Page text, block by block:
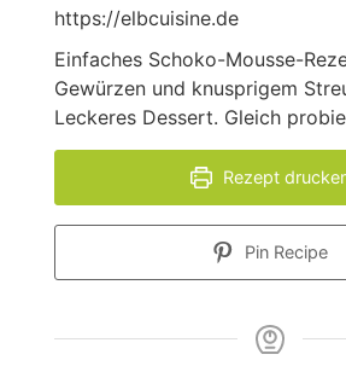
https://elbcuisine.de
Einfaches Schoko-Mousse-
Gewürzen und knusprigem
Leckeres Dessert. Gleich
Rezept
Pin Recipe